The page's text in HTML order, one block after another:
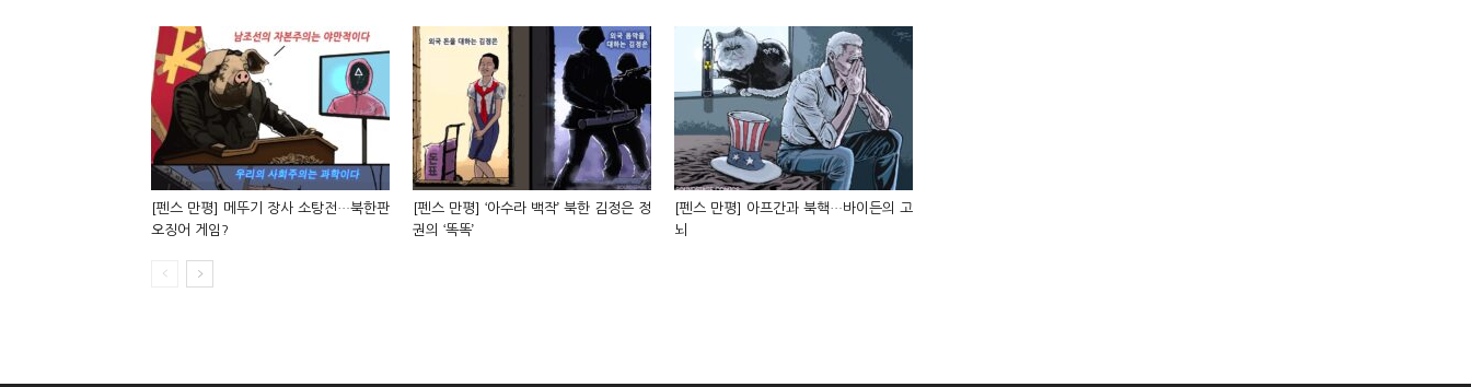
[펜스 만평] 메뚜기 장사 소탕전…북한판
오징어 게임?
[펜스 만평] ‘아수라 백작’ 북한 김정은 정
권의 ‘똑똑’
[펜스 만평] 아프간과 북핵…바이든의 고
뇌